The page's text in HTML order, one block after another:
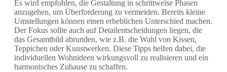
Es wird empfohlen, die Gestaltung in schrittweise Phasen
anzugehen, um Überforderung zu vermeiden. Bereits kleine
Umstellungen können einen erheblichen Unterschied machen.
Der Fokus sollte auch auf Detailentscheidungen liegen, die
das Gesamtbild abrunden, wie z.B. die Wahl von Kissen,
Teppichen oder Kunstwerken. Diese Tipps helfen dabei, die
individuellen Wohnideen wirkungsvoll zu realisieren und ein
harmonisches Zuhause zu schaffen.